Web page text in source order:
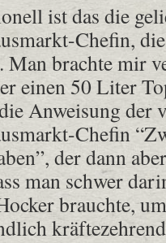
ist das die
Chefin,
Man brachte mir
einen 50 Liter
Anweisung der
Chefin
der dann
man schwer
brauchte,